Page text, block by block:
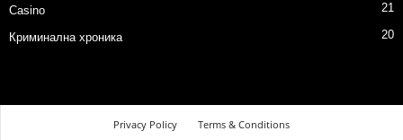
Casino 21
Криминална хроника 20
Privacy Policy Terms & Conditions